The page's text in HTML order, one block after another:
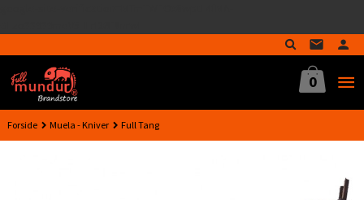
innholdet
0
Forside Muela - Kniver Full Tang